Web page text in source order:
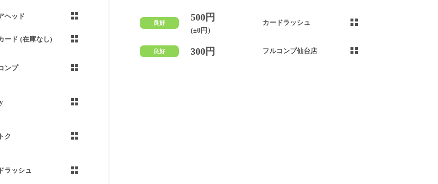
ヘッド
ード (在庫なし)
ンプ
ク
ラッシュ
良好
500円
(±0円）
カードラッシュ
良好 300円 フルコンプ仙台店